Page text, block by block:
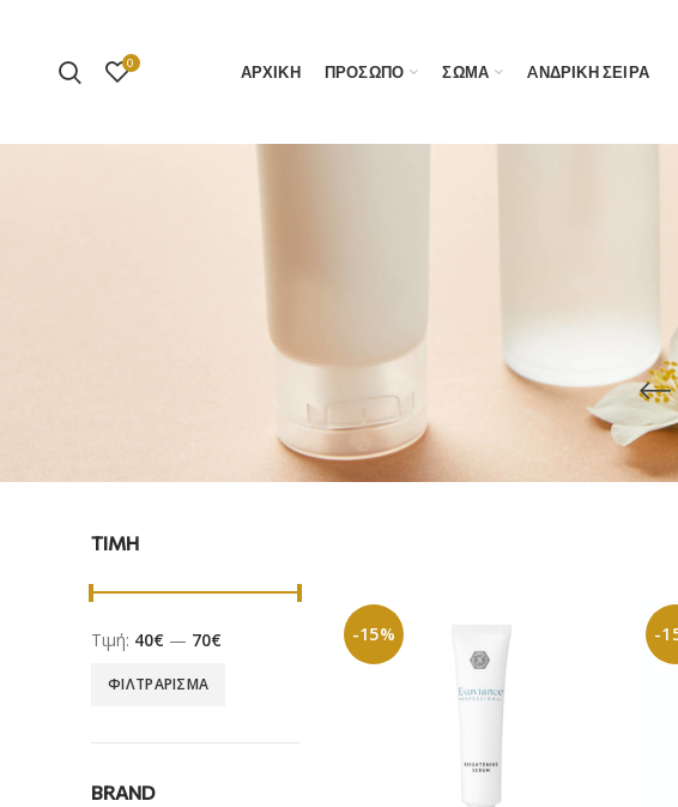
0 ΑΡΧΙΚΗ ΠΡΟΣΩΠΟ ΣΩΜΑ AΝΔΡΙΚΗ ΣΕΙΡΑ
ΤΙΜΗ
ΦΙΛΤΡΆΡΙΣΜΑ
Τιμή: 40€ — 70€
BRAND
-15% -